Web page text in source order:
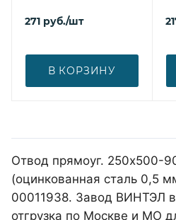
271 руб./шт
В КОРЗИНУ
Отвод прямоуг. 250х500-
(оцинкованная сталь 0,5
00011938. Завод ВИНТЭЛ
отгрузка по Москве и МО